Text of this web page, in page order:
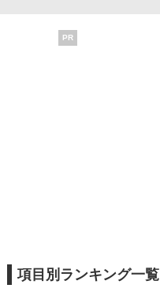
PR
項目別ランキング一覧